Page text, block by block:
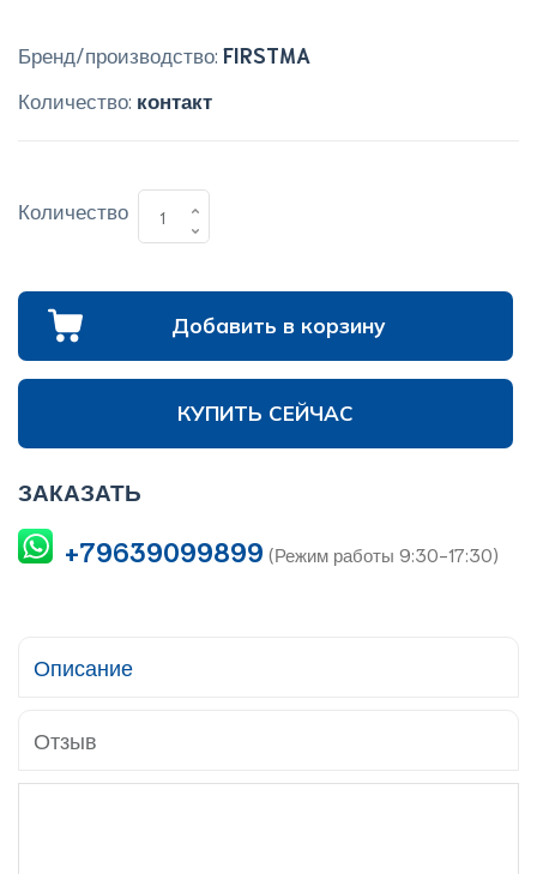
Бренд/производство: FIRSTMA
Количество: контакт
Количество
Добавить в корзину
КУПИТЬ СЕЙЧАС
ЗАКАЗАТЬ
+79639099899 (Режим работы 9:30-17:30)
Описание
Отзыв